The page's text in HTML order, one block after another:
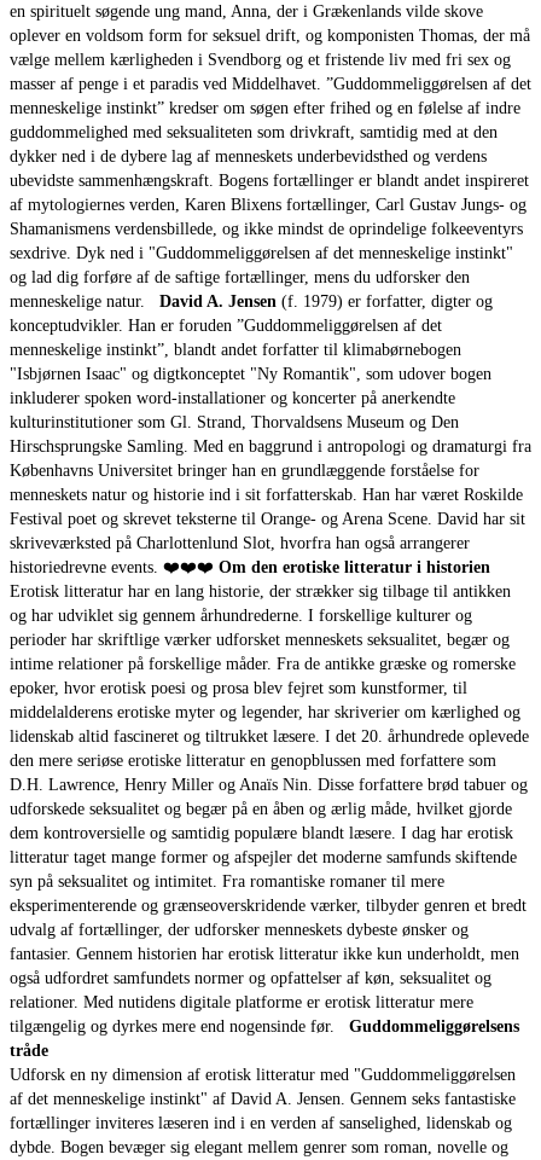
en spirituelt søgende ung mand, Anna, der i Grækenlands vilde skove
oplever en voldsom form for seksuel drift, og komponisten Thomas, der må
vælge mellem kærligheden i Svendborg og et fristende liv med fri sex og
masser af penge i et paradis ved Middelhavet. ”Guddommeliggørelsen af det
menneskelige instinkt” kredser om søgen efter frihed og en følelse af indre
guddommelighed med seksualiteten som drivkraft, samtidig med at den
dykker ned i de dybere lag af menneskets underbevidsthed og verdens
ubevidste sammenhængskraft. Bogens fortællinger er blandt andet inspireret
af mytologiernes verden, Karen Blixens fortællinger, Carl Gustav Jungs- og
Shamanismens verdensbillede, og ikke mindst de oprindelige folkeeventyrs
sexdrive. Dyk ned i "Guddommeliggørelsen af det menneskelige instinkt"
og lad dig forføre af de saftige fortællinger, mens du udforsker den
menneskelige natur. David A. Jensen (f. 1979) er forfatter, digter og
konceptudvikler. Han er foruden ”Guddommeliggørelsen af det
menneskelige instinkt”, blandt andet forfatter til klimabørnebogen
"Isbjørnen Isaac" og digtkonceptet "Ny Romantik", som udover bogen
inkluderer spoken word-installationer og koncerter på anerkendte
kulturinstitutioner som Gl. Strand, Thorvaldsens Museum og Den
Hirschsprungske Samling. Med en baggrund i antropologi og dramaturgi fra
Københavns Universitet bringer han en grundlæggende forståelse for
menneskets natur og historie ind i sit forfatterskab. Han har været Roskilde
Festival poet og skrevet teksterne til Orange- og Arena Scene. David har sit
skriveværksted på Charlottenlund Slot, hvorfra han også arrangerer
historiedrevne events. ❤️❤️❤️ Om den erotiske litteratur i historien
Erotisk litteratur har en lang historie, der strækker sig tilbage til antikken
og har udviklet sig gennem århundrederne. I forskellige kulturer og
perioder har skriftlige værker udforsket menneskets seksualitet, begær og
intime relationer på forskellige måder. Fra de antikke græske og romerske
epoker, hvor erotisk poesi og prosa blev fejret som kunstformer, til
middelalderens erotiske myter og legender, har skriverier om kærlighed og
lidenskab altid fascineret og tiltrukket læsere. I det 20. århundrede oplevede
den mere seriøse erotiske litteratur en genopblussen med forfattere som
D.H. Lawrence, Henry Miller og Anaïs Nin. Disse forfattere brød tabuer og
udforskede seksualitet og begær på en åben og ærlig måde, hvilket gjorde
dem kontroversielle og samtidig populære blandt læsere. I dag har erotisk
litteratur taget mange former og afspejler det moderne samfunds skiftende
syn på seksualitet og intimitet. Fra romantiske romaner til mere
eksperimenterende og grænseoverskridende værker, tilbyder genren et bredt
udvalg af fortællinger, der udforsker menneskets dybeste ønsker og
fantasier. Gennem historien har erotisk litteratur ikke kun underholdt, men
også udfordret samfundets normer og opfattelser af køn, seksualitet og
relationer. Med nutidens digitale platforme er erotisk litteratur mere
tilgængelig og dyrkes mere end nogensinde før. Guddommeliggørelsens
tråde
Udforsk en ny dimension af erotisk litteratur med "Guddommeliggørelsen
af det menneskelige instinkt" af David A. Jensen. Gennem seks fantastiske
fortællinger inviteres læseren ind i en verden af sanselighed, lidenskab og
dybde. Bogen bevæger sig elegant mellem genrer som roman, novelle og